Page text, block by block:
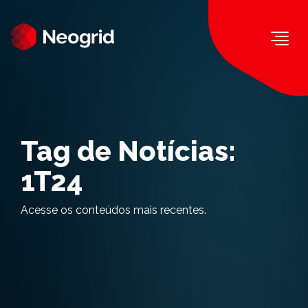
Tag de Notícias:
1T24
Acesse os conteúdos mais recentes.